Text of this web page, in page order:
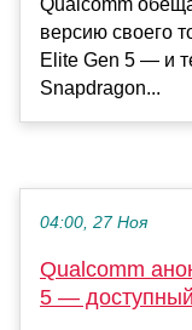
версию своего
Elite Gen 5 — и
Snapdragon...
04:00, 27 Ноя
Qualcomm
5 —